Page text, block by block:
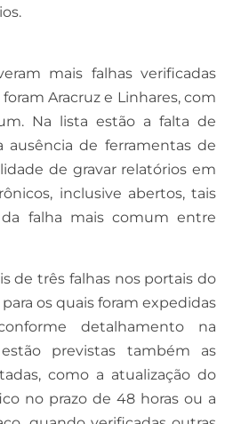
mais falhas verificadas
Aracruz e Linhares, com
Na lista estão a falta de
ausência de ferramentas de
de gravar relatórios em
inclusive abertos, tais
falha mais comum entre
de três falhas nos portais do
os quais foram expedidas
detalhamento na
previstas também as
como a atualização do
no prazo de 48 horas ou a